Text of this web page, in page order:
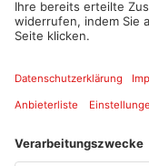
Mehr aus Main-